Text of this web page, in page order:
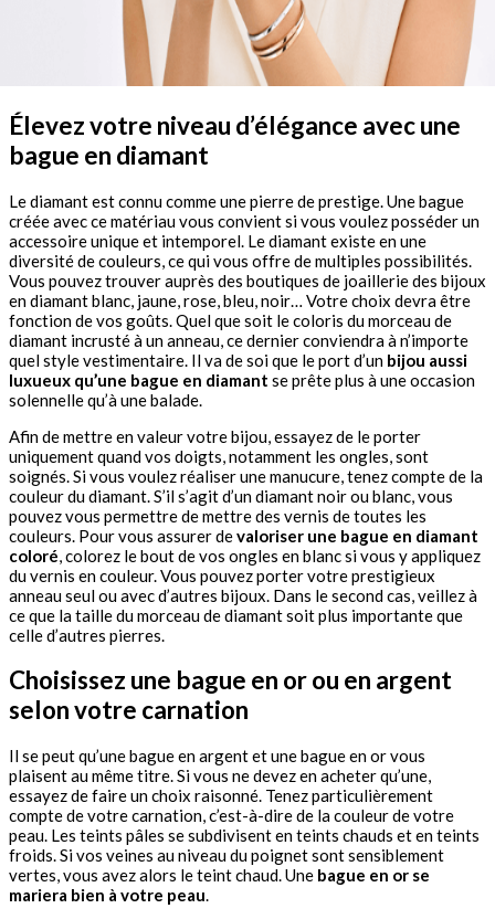
Élevez votre niveau d’élégance avec une
bague en diamant
Le diamant est connu comme une pierre de prestige. Une bague
créée avec ce matériau vous convient si vous voulez posséder un
accessoire unique et intemporel. Le diamant existe en une
diversité de couleurs, ce qui vous offre de multiples possibilités.
Vous pouvez trouver auprès des boutiques de joaillerie des bijoux
en diamant blanc, jaune, rose, bleu, noir… Votre choix devra être
fonction de vos goûts. Quel que soit le coloris du morceau de
diamant incrusté à un anneau, ce dernier conviendra à n’importe
quel style vestimentaire. Il va de soi que le port d’un bijou aussi
luxueux qu’une bague en diamant se prête plus à une occasion
solennelle qu’à une balade.
Afin de mettre en valeur votre bijou, essayez de le porter
uniquement quand vos doigts, notamment les ongles, sont
soignés. Si vous voulez réaliser une manucure, tenez compte de la
couleur du diamant. S’il s’agit d’un diamant noir ou blanc, vous
pouvez vous permettre de mettre des vernis de toutes les
couleurs. Pour vous assurer devaloriser une bague en diamant
coloré , colorez le bout de vos ongles en blanc si vous y appliquez
du vernis en couleur. Vous pouvez porter votre prestigieux
anneau seul ou avec d’autres bijoux. Dans le second cas, veillez à
ce que la taille du morceau de diamant soit plus importante que
celle d’autres pierres.
Choisissez une bague en or ou en argent
selon votre carnation
Il se peut qu’une bague en argent et une bague en or vous
plaisent au même titre. Si vous ne devez en acheter qu’une,
essayez de faire un choix raisonné. Tenez particulièrement
compte de votre carnation, c’est-à-dire de la couleur de votre
peau. Les teints pâles se subdivisent en teints chauds et en teints
froids. Si vos veines au niveau du poignet sont sensiblement
vertes, vous avez alors le teint chaud. Une bague en or se
mariera bien à votre peau.